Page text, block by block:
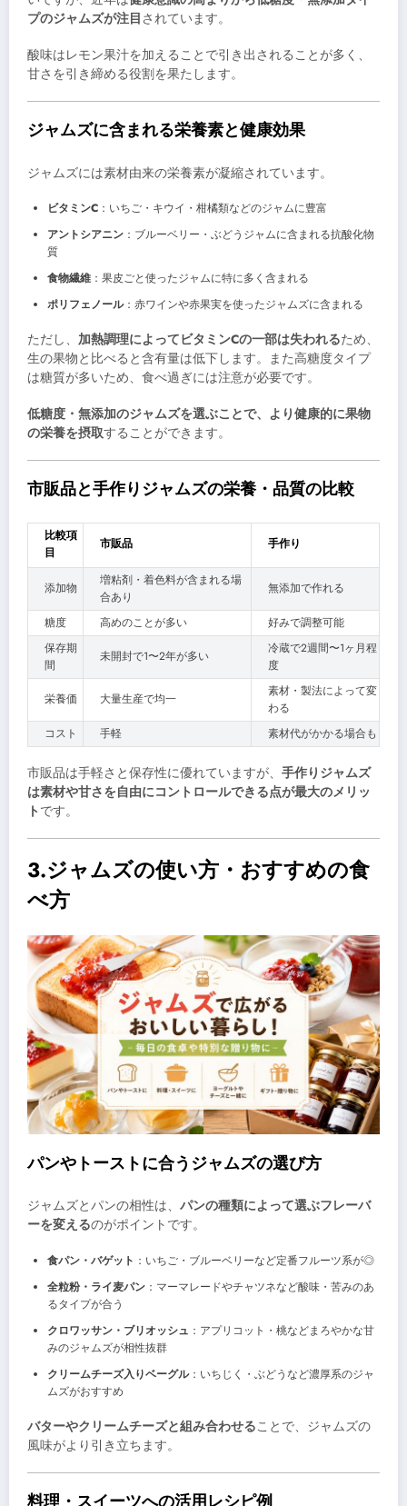
プのジャムズが注目 されています。
酸味はレモン果汁を加えることで引き出されることが多く、
甘さを引き締める役割を果たします。
ジャムズに含まれる栄養素と健康効果
ジャムズには素材由来の栄養素が凝縮されています。
ビタミンC ：いちご・キウイ・柑橘類などのジャムに豊富
アントシアニン ：ブルーベリー・ぶどうジャムに含まれる抗酸化物
質
食物繊維 ：果皮ごと使ったジャムに特に多く含まれる
ポリフェノール：赤ワインや赤果実を使ったジャムズに含まれる
ただし、 加熱調理によってビタミンCの一部は失われるため、
生の果物と比べると含有量は低下します。また高糖度タイプ
は糖質が多いため、食べ過ぎには注意が必要です。
低糖度・無添加のジャムズを選ぶことで、より健康的に果物
の栄養を摂取することができます。
市販品と手作りジャムズの栄養・品質の比較
比較項
目
市販品 手作り
添加物
増粘剤・着色料が含まれる場
合あり
無添加で作れる
糖度 高めのことが多い
好みで調整可能
保存期
間
未開封で1〜2年が多い
冷蔵で2週間〜1ヶ月程
度
栄養価 大量生産で均一
素材・製法によって変
わる
コスト
手軽 素材代がかかる場合も
市販品は手軽さと保存性に優れていますが、 手作りジャムズ
は素材や甘さを自由にコントロールできる点が最大のメリッ
ト です。
3.ジャムズの使い方・おすすめの食
べ方
パンやトーストに合うジャムズの選び方
ジャムズとパンの相性は、 パンの種類によって選ぶフレーバ
ーを変えるのがポイントです。
食パン・バゲット ：いちご・ブルーベリーなど定番フルーツ系が◎
全粒粉・ライ麦パン ：マーマレードやチャツネなど酸味・苦みのあ
るタイプが合う
クロワッサン・ブリオッシュ ：アプリコット・桃などまろやかな甘
みのジャムズが相性抜群
クリームチーズ入りベーグル：いちじく・ぶどうなど濃厚系のジャ
ムズがおすすめ
バターやクリームチーズと組み合わせることで、ジャムズの
風味がより引き立ちます。
料理・スイーツへの活用レシピ例